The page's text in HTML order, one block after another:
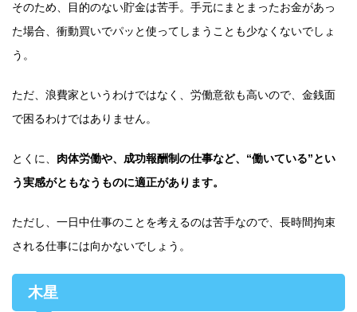
そのため、目的のない貯金は苦手。手元にまとまったお金があっ
た場合、衝動買いでパッと使ってしまうことも少なくないでしょ
う。
ただ、浪費家というわけではなく、労働意欲も高いので、金銭面
で困るわけではありません。
とくに、 肉体労働や、成功報酬制の仕事など、“働いている”とい
う実感がともなうものに適正があります。
ただし、一日中仕事のことを考えるのは苦手なので、長時間拘束
される仕事には向かないでしょう。
木星